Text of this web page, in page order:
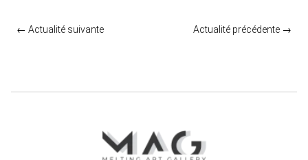
← Actualité suivante Actualité précédente →